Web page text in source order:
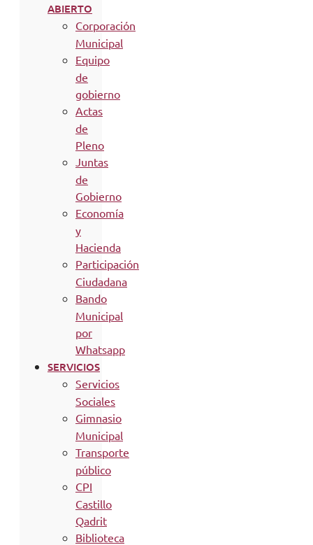
ABIERTO
Corporación
Municipal
Equipo
de
gobierno
Actas
de
Pleno
Juntas
de
Gobierno
Economía
y
Hacienda
Participación
Ciudadana
Bando
Municipal
por
Whatsapp
SERVICIOS
Servicios
Sociales
Gimnasio
Municipal
Transporte
público
CPI
Castillo
Qadrit
Biblioteca